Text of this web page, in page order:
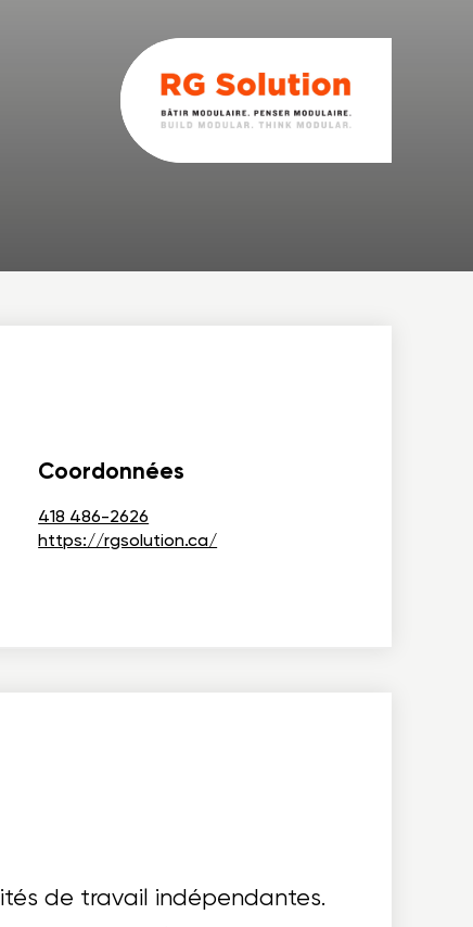
Coordonnées
418 486-2626
https://rgsolution.ca/
de travail indépendantes.